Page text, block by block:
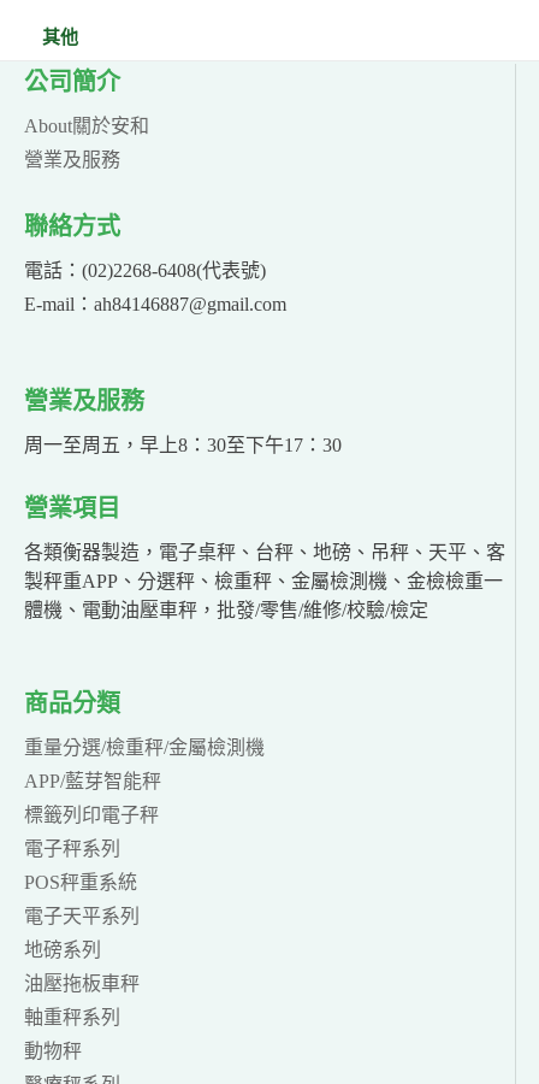
其他
公司簡介
About關於安和
營業及服務
聯絡方式
電話：(02)2268-6408(代表號)
E-mail：ah84146887@gmail.com
營業及服務
周一至周五，早上8：30至下午17：30
營業項目
各類衡器製造，電子桌秤、台秤、地磅、吊秤、天平、客
製秤重APP、分選秤、檢重秤、金屬檢測機、金檢檢重一
體機、電動油壓車秤，批發/零售/維修/校驗/檢定
商品分類
重量分選/檢重秤/金屬檢測機
APP/藍芽智能秤
標籤列印電子秤
電子秤系列
POS秤重系統
電子天平系列
地磅系列
油壓拖板車秤
軸重秤系列
動物秤